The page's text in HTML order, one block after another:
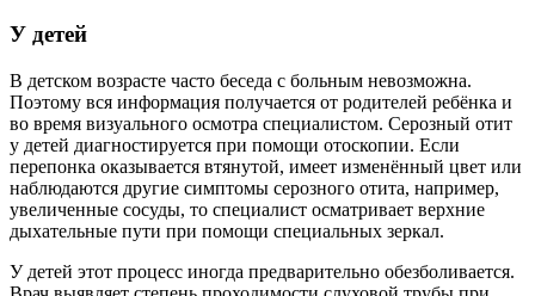
У детей
В детском возрасте часто беседа с больным невозможна.
Поэтому вся информация получается от родителей ребёнка и
во время визуального осмотра специалистом. Серозный отит
у детей диагностируется при помощи отоскопии. Если
перепонка оказывается втянутой, имеет изменённый цвет или
наблюдаются другие симптомы серозного отита, например,
увеличенные сосуды, то специалист осматривает верхние
дыхательные пути при помощи специальных зеркал.
У детей этот процесс иногда предварительно обезболивается.